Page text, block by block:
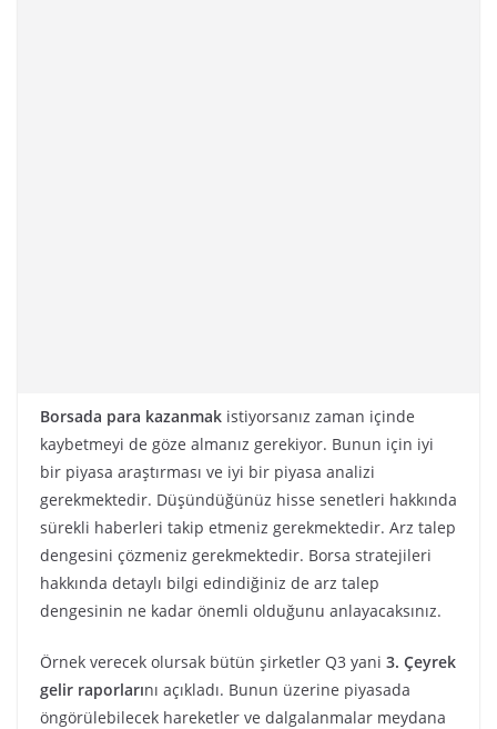
Borsada para kazanmak istiyorsanız zaman içinde
kaybetmeyi de göze almanız gerekiyor. Bunun için iyi
bir piyasa araştırması ve iyi bir piyasa analizi
gerekmektedir. Düşündüğünüz hisse senetleri hakkında
sürekli haberleri takip etmeniz gerekmektedir. Arz talep
dengesini çözmeniz gerekmektedir. Borsa stratejileri
hakkında detaylı bilgi edindiğiniz de arz talep
dengesinin ne kadar önemli olduğunu anlayacaksınız.
Örnek verecek olursak bütün şirketler Q3 yani 3. Çeyrek
gelir raporlarını açıkladı. Bunun üzerine piyasada
öngörülebilecek hareketler ve dalgalanmalar meydana